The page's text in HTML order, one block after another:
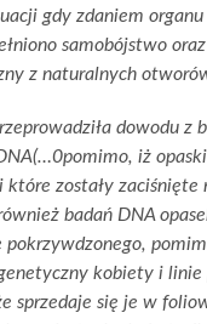
gdy zdaniem
samobójstwo
z naturalnych
dowodu z
iż
zostały zaciśnięte
badań DNA
pokrzywdzonego,
kobiety i linie
sprzedaje się je w